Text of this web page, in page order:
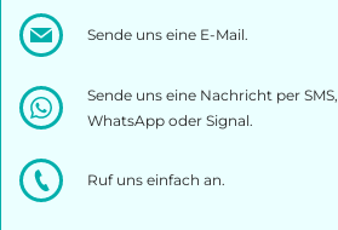
Sende uns eine E-Mail.
Sende uns eine Nachricht per SMS,
WhatsApp oder Signal.
Ruf uns einfach an.